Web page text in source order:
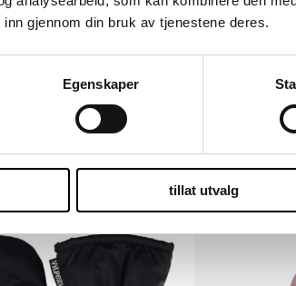
gjennom din bruk av tjenestene deres.
Egenskaper
tillat utvalg
3 % elastan. En liten mengde elastan
Dette
produktet